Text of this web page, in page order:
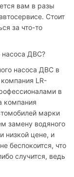
вам в разы
Стоит
за что-то
насоса ДВС?
насоса ДВС в
LR-
в
компания
марки
замену водяного
низкой цене, и
беспокоится, что
случится, ведь